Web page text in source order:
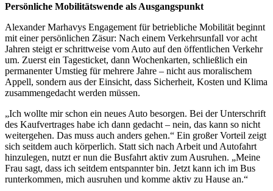
Persönliche Mobilitätswende als Ausgangspunkt
Alexander Marhavys Engagement für betriebliche Mobilität beginnt
mit einer persönlichen Zäsur: Nach einem Verkehrsunfall vor acht
Jahren steigt er schrittweise vom Auto auf den öffentlichen Verkehr
um. Zuerst ein Tagesticket, dann Wochenkarten, schließlich ein
permanenter Umstieg für mehrere Jahre – nicht aus moralischem
Appell, sondern aus der Einsicht, dass Sicherheit, Kosten und Klima
zusammengedacht werden müssen.
„Ich wollte mir schon ein neues Auto besorgen. Bei der Unterschrift
des Kaufvertrages habe ich dann gedacht – nein, das kann so nicht
weitergehen. Das muss auch anders gehen.“ Ein großer Vorteil zeigt
sich seitdem auch körperlich. Statt sich nach Arbeit und Autofahrt
hinzulegen, nutzt er nun die Busfahrt aktiv zum Ausruhen. „Meine
Frau sagt, dass ich seitdem entspannter bin. Jetzt kann ich im Bus
runterkommen, mich ausruhen und komme aktiv zu Hause an.“